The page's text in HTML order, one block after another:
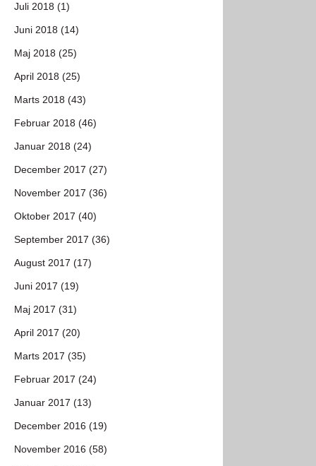
Juli 2018 (1)
Juni 2018 (14)
Maj 2018 (25)
April 2018 (25)
Marts 2018 (43)
Februar 2018 (46)
Januar 2018 (24)
December 2017 (27)
November 2017 (36)
Oktober 2017 (40)
September 2017 (36)
August 2017 (17)
Juni 2017 (19)
Maj 2017 (31)
April 2017 (20)
Marts 2017 (35)
Februar 2017 (24)
Januar 2017 (13)
December 2016 (19)
November 2016 (58)